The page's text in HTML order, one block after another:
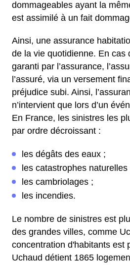
dommageables ayant la
est assimilé à un fait
Ainsi, une assurance
de la vie quotidienne. En cas
garanti par l’assurance,
l’assuré, via un versement
préjudice subi. Ainsi,
n’intervient que lors d’un
En France, les sinistres les
par ordre décroissant :
les dégâts des eaux ;
les catastrophes naturelles
les cambriolages ;
les incendies.
Le nombre de sinistres est
des grandes villes, comme
concentration d'habitants est
Uchaud détient 1865